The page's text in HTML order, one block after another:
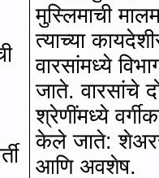
मुस्लिमाची
त्याच्या
वारसांमध्ये
जाते. वारसांचे
श्रेणींमध्ये
केले जाते:
आणि अवशेष.